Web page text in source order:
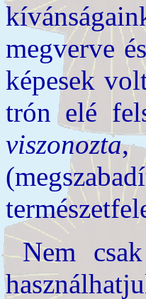
megverve
képesek
trón elé
viszonozta,
Nem